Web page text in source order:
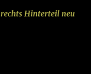
Hinterteil neu